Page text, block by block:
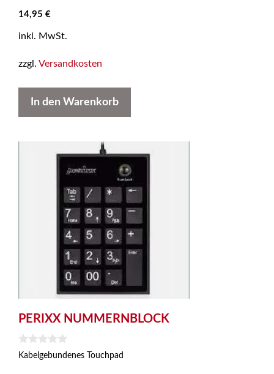
14,95 €
inkl. MwSt.
zzgl. Versandkosten
In den Warenkorb
PERIXX NUMMERNBLOCK
0
v
Kabelgebundenes Touchpad